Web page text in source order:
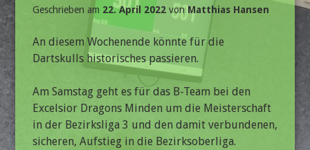
Geschrieben am 22. April 2022vonMatthias Hansen
An diesem Wochenende könnte für die
Dartskulls historisches passieren.
Am Samstag geht es für das B-Team bei den
Excelsior Dragons Minden um die Meisterschaft
in der Bezirksliga 3 und den damit verbundenen,
sicheren, Aufstieg in die Bezirksoberliga.